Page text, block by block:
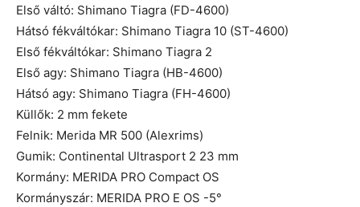
Első váltó: Shimano Tiagra (FD-4600)
Hátsó fékváltókar: Shimano Tiagra 10 (ST-4600)
Első fékváltókar: Shimano Tiagra 2
Első agy: Shimano Tiagra (HB-4600)
Hátsó agy: Shimano Tiagra (FH-4600)
Küllők: 2 mm fekete
Felnik: Merida MR 500 (Alexrims)
Gumik: Continental Ultrasport 2 23 mm
Kormány: MERIDA PRO Compact OS
Kormányszár: MERIDA PRO E OS -5°